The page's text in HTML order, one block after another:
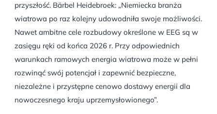
przyszłość. Bärbel Heidebroek: „Niemiecka branża
wiatrowa po raz kolejny udowodniła swoje możliwości.
Nawet ambitne cele rozbudowy określone w EEG są w
zasięgu ręki od końca 2026 r. Przy odpowiednich
warunkach ramowych energia wiatrowa może w pełni
rozwinąć swój potencjał i zapewnić bezpieczne,
niezależne i przystępne cenowo dostawy energii dla
nowoczesnego kraju uprzemysłowionego”.